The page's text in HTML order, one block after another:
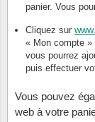
panier. Vous
Cliquez sur
« Mon compte
vous pourrez
puis effectuer
Vous pouvez
web à votre